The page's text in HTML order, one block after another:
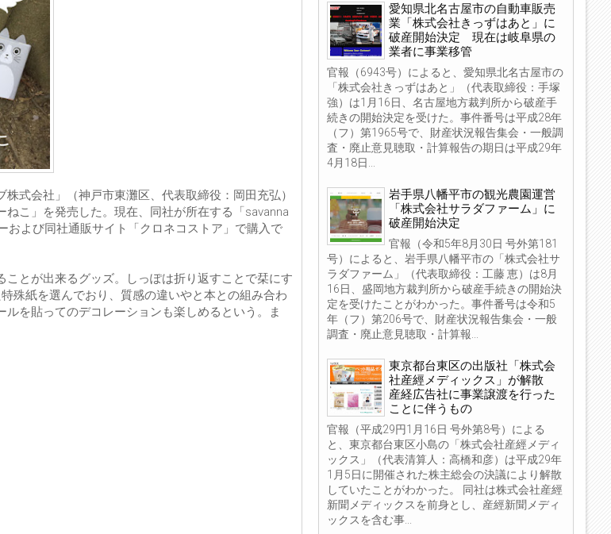
式会社」（神戸市東灘区、代表取締役：岡田充弘）
こ」を発売した。現在、同社が所在する「savanna
および同社通販サイト「クロネコストア」で購入で
ことが出来るグッズ。しっぽは折り返すことで栞にす
殊紙を選んでおり、質感の違いやと本との組み合わ
を貼ってのデコレーションも楽しめるという。ま
愛知県北名古屋市の自動車販売
業「株式会社きっずはあと」に
破産開始決定 現在は岐阜県の
業者に事業移管
官報（6943号）によると、愛知県北名古屋市の
「株式会社きっずはあと」（代表取締役：手塚
強）は1月16日、名古屋地方裁判所から破産手
続きの開始決定を受けた。事件番号は平成28年
（フ）第1965号で、財産状況報告集会・一般調
査・廃止意見聴取・計算報告の期日は平成29年
4月18日...
岩手県八幡平市の観光農園運営
「株式会社サラダファーム」に
破産開始決定
官報（令和5年8月30日 号外第181
号）によると、岩手県八幡平市の「株式会社サ
ラダファーム」（代表取締役：工藤 恵）は8月
16日、盛岡地方裁判所から破産手続きの開始決
定を受けたことがわかった。事件番号は令和5
年（フ）第206号で、財産状況報告集会・一般
調査・廃止意見聴取・計算報...
東京都台東区の出版社「株式会
社産經メディックス」が解散
産経広告社に事業譲渡を行った
ことに伴うもの
官報（平成29円1月16日 号外第8号）による
と、東京都台東区小島の「株式会社産經メディ
ックス」（代表清算人：高橋和彦）は平成29年
1月5日に開催された株主総会の決議により解散
していたことがわかった。 同社は株式会社産經
新聞メディックスを前身とし、産經新聞メディ
ックスを含む事...